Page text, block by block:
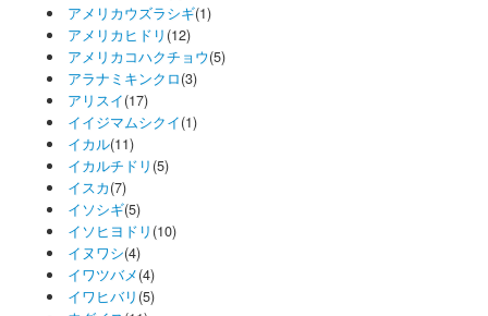
アメリカウズラシギ(1)
アメリカヒドリ (12)
アメリカコハクチョウ(5)
アラナミキンクロ(3)
アリスイ(17)
イイジマムシクイ(1)
イカル(11)
イカルチドリ (5)
イスカ(7)
イソシギ(5)
イソヒヨドリ (10)
イヌワシ(4)
イワツバメ(4)
イワヒバリ (5)